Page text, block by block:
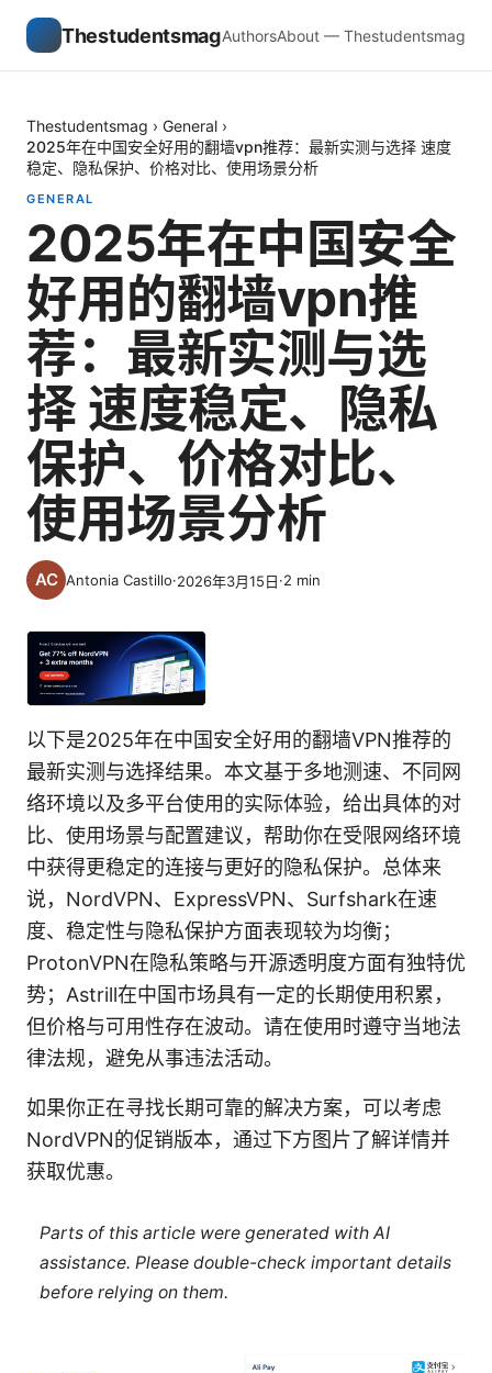
ThestudentsmagAuthorsAbout — Thestudentsmag
Thestudentsmag › General ›
2025年在中国安全好用的翻墙vpn推荐：最新实测与选择 速度
稳定、隐私保护、价格对比、使用场景分析
GENERAL
2025年在中国安全
好用的翻墙vpn推
荐：最新实测与选
择 速度稳定、隐私
保护、价格对比、
使用场景分析
Antonia Castillo·2026年3月15日·2 min
以下是2025年在中国安全好用的翻墙VPN推荐的
最新实测与选择结果。本文基于多地测速、不同网
络环境以及多平台使用的实际体验，给出具体的对
比、使用场景与配置建议，帮助你在受限网络环境
中获得更稳定的连接与更好的隐私保护。总体来
说，NordVPN、ExpressVPN、Surfshark在速
度、稳定性与隐私保护方面表现较为均衡；
ProtonVPN在隐私策略与开源透明度方面有独特优
势；Astrill在中国市场具有一定的长期使用积累，
但价格与可用性存在波动。请在使用时遵守当地法
律法规，避免从事违法活动。
如果你正在寻找长期可靠的解决方案，可以考虑
NordVPN的促销版本，通过下方图片了解详情并
获取优惠。
Parts of this article were generated with AI
assistance. Please double-check important details
before relying on them.